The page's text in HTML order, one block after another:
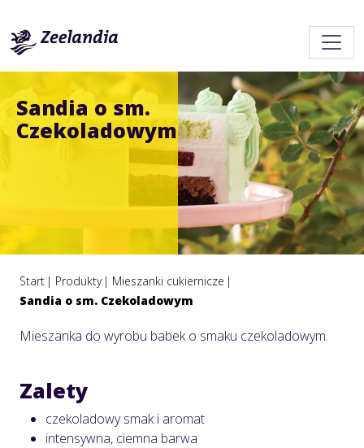
Sandia o sm.
Czekoladowym
Start Produkty
Mieszanki cukiernicze
Sandia o sm. Czekoladowym
Mieszanka do wyrobu babek o smaku czekoladowym.
Zalety
czekoladowy smak i aromat
intensywna, ciemna barwa